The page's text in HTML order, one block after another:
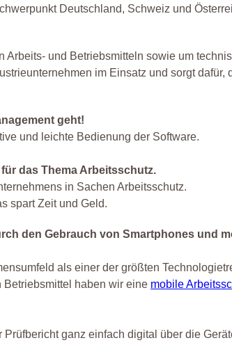
Deutschland, Schweiz und
Arbeits- und Betriebsmitteln sowie um
im Einsatz und sorgt dafür,
geht!
und leichte Bedienung der Software.
das Thema Arbeitsschutz.
in Sachen Arbeitsschutz.
spart Zeit und Geld.
den Gebrauch von Smartphones und
als einer der größten
Betriebsmittel haben wir eine mobile
ganz einfach digital über die